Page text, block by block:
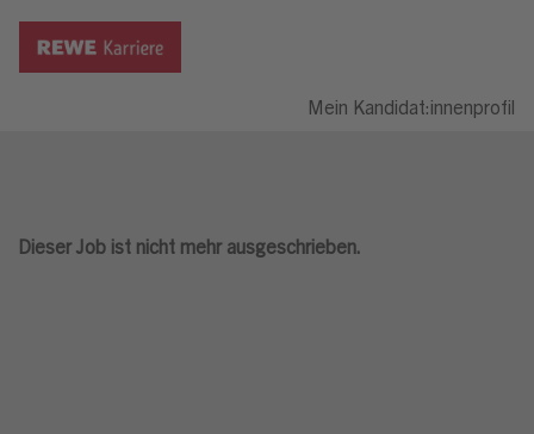
Mein Kandidat:innenprofil
Dieser Job ist nicht mehr ausgeschrieben.